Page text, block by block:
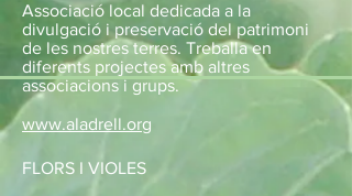
Associació local dedicada a la
divulgació i preservació del patrimoni
de les nostres terres. Treballa en
diferents projectes amb altres
associacions i grups.
www.aladrell.org
FLORS I VIOLES